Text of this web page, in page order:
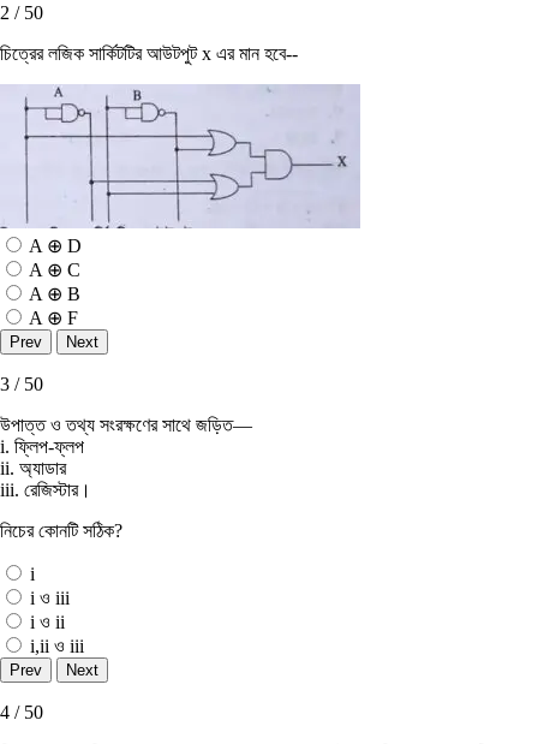
2 / 50
চিত্রের লজিক সার্কিটটির আউটপুট x এর মান হবে--
A ⊕ D
A ⊕ C
A ⊕ B
A ⊕ F
3 / 50
উপাত্ত ও তথ্য সংরক্ষণের সাথে জড়িত—
i. ফ্লিপ-ফ্লপ
ii. অ্যাডার
iii. রেজিস্টার।
নিচের কোনটি সঠিক?
i
i ও iii
i ও ii
i,ii ও iii
4 / 50